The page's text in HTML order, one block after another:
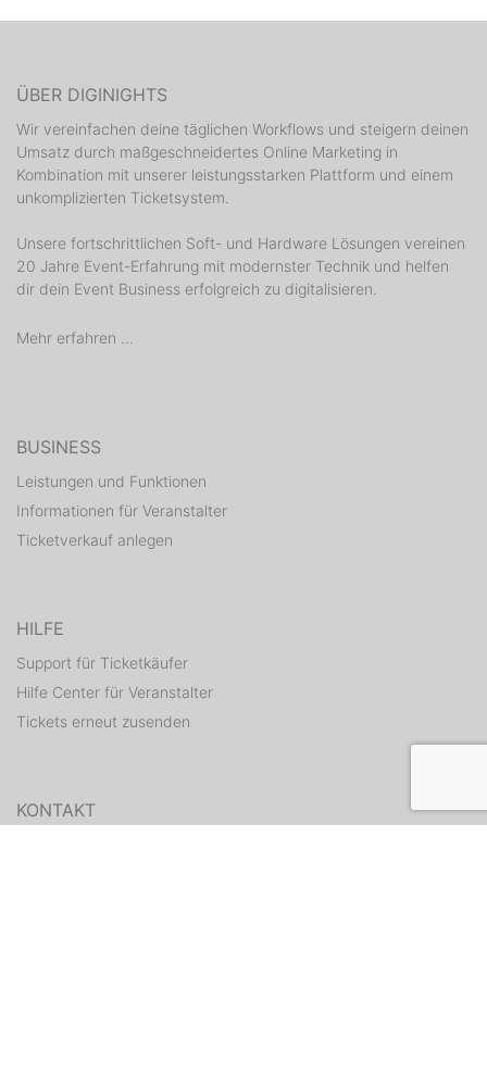
ÜBER DIGINIGHTS
Wir vereinfachen deine täglichen Workflows und steigern deinen
Umsatz durch maßgeschneidertes Online Marketing in
Kombination mit unserer leistungsstarken Plattform und einem
unkomplizierten Ticketsystem.
Unsere fortschrittlichen Soft- und Hardware Lösungen vereinen
20 Jahre Event-Erfahrung mit modernster Technik und helfen
dir dein Event Business erfolgreich zu digitalisieren.
Mehr erfahren ...
BUSINESS
Leistungen und Funktionen
Informationen für Veranstalter
Ticketverkauf anlegen
HILFE
Support für Ticketkäufer
Hilfe Center für Veranstalter
Tickets erneut zusenden
KONTAKT